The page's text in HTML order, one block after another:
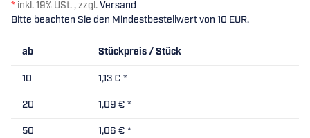
* inkl. 19% USt. , zzgl.Versand
Bitte beachten Sie den Mindestbestellwert von 10 EUR.
ab Stückpreis / Stück
10 1,13 € *
20 1,09 € *
50 1,06 € *